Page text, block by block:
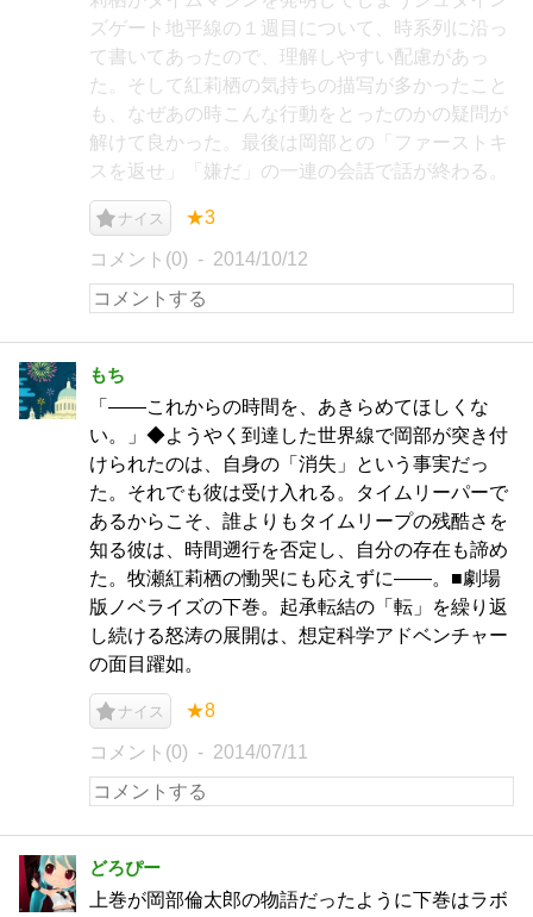
ズゲート地平線の１週目について、時系列に沿っ
て書いてあったので、理解しやすい配慮があっ
た。そして紅莉栖の気持ちの描写が多かったこと
も、なぜあの時こんな行動をとったのかの疑問が
解けて良かった。最後は岡部との「ファーストキ
スを返せ」「嫌だ」の一連の会話で話が終わる。
ナイス ★3
コメント(0) 2014/10/12
もち
「――これからの時間を、あきらめてほしくな
い。」◆ようやく到達した世界線で岡部が突き付
けられたのは、自身の「消失」という事実だっ
た。それでも彼は受け入れる。タイムリーパーで
あるからこそ、誰よりもタイムリープの残酷さを
知る彼は、時間遡行を否定し、自分の存在も諦め
た。牧瀬紅莉栖の慟哭にも応えずに――。■劇場
版ノベライズの下巻。起承転結の「転」を繰り返
し続ける怒涛の展開は、想定科学アドベンチャー
の面目躍如。
ナイス ★8
コメント(0) 2014/07/11
どろぴー
上巻が岡部倫太郎の物語だったように下巻はラボ